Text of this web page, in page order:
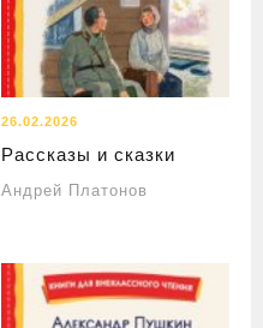
26.02.2026
Рассказы и сказки
Андрей Платонов